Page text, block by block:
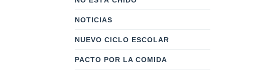
NOTICIAS
NUEVO CICLO ESCOLAR
PACTO POR LA COMIDA